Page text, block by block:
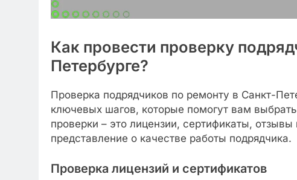
Как провести проверку
Петербурге?
Проверка подрядчиков по ремонту в Санкт-
ключевых шагов, которые помогут вам
проверки – это лицензии, сертификаты, отзывы
представление о качестве работы подрядчика.
Проверка лицензий и сертификатов